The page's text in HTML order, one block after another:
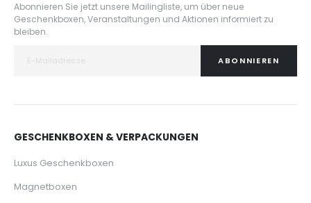
Abonnieren Sie jetzt unsere Mailingliste, um über neue
Geschenkboxen, Veranstaltungen und Aktionen informiert zu
bleiben.
ABONNIEREN
GESCHENKBOXEN & VERPACKUNGEN
Luxus Geschenkboxen
Magnetboxen